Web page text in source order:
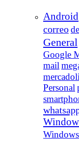
Android
correo
General
Google
mail
Personal